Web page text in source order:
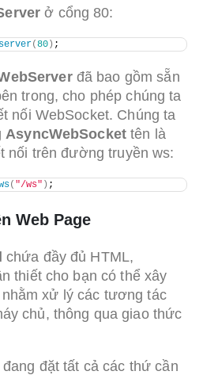
ở cổng 80:
server(80 ) ;
đã bao gồm sẵn
trong, cho phép chúng ta
nối WebSocket. Chúng ta
AsyncWebSocket tên là
nối trên đường truyền ws:
( "/ws" ) ;
Web Page
chứa đầy đủ HTML,
thiết cho bạn có thể xây
xử lý các tương tác
chủ, thông qua giao thức
đặt tất cả các thứ cần